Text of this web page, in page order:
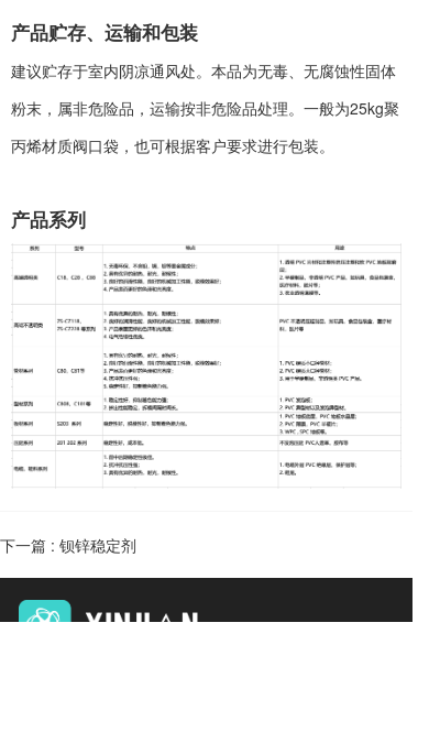
产品贮存、运输和包装
建议贮存于室内阴凉通风处。本品为无毒、无腐蚀性固体
粉末，属非危险品，运输按非危险品处理。一般为25kg聚
丙烯材质阀口袋，也可根据客户要求进行包装。
产品系列
下一篇 : 钡锌稳定剂